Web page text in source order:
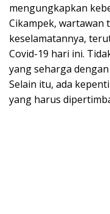
mengungkapkan
Cikampek, wartawan
keselamatannya,
Covid-19 hari ini.
yang seharga
Selain itu, ada
yang harus